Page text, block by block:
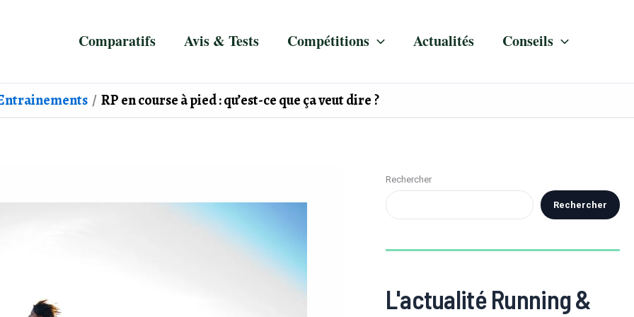
Comparatifs Avis & Tests Compétitions Actualités Conseils
RP en course à pied : qu’est-ce que ça veut dire ?
Rechercher
Rechercher
L'actualité Running &